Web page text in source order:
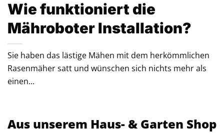
Wie funktioniert die
Mähroboter Installation?
Sie haben das lästige Mähen mit dem herkömmlichen
Rasenmäher satt und wünschen sich nichts mehr als
einen...
Aus unserem Haus- & Garten Shop